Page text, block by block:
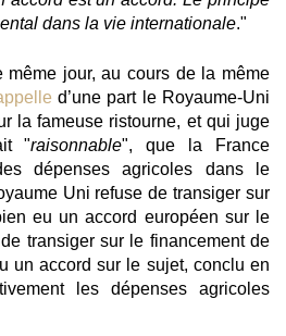
dans la vie internationale."
même jour, au cours de la même
d’une part le Royaume-Uni
la fameuse ristourne, et qui juge
"raisonnable", que la
France
dépenses agricoles dans le
Uni refuse de transiger sur
eu un accord européen sur le
transiger sur le financement de
un accord sur le sujet, conclu en
les dépenses agricoles